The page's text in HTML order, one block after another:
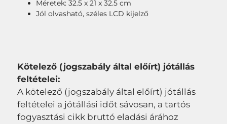
Méretek: 32.5 x 21 x 32.5 cm
Jól olvasható, széles LCD kijelző
Kötelező (jogszabály által előírt) jótállás
feltételei:
A kötelező (jogszabály által előírt) jótállás
feltételei a jótállási időt sávosan, a tartós
fogyasztási cikk bruttó eladási árához